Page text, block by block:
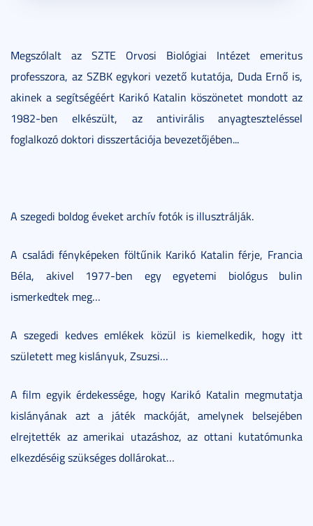
Megszólalt az SZTE Orvosi Biológiai Intézet emeritus
professzora, az SZBK egykori vezető kutatója, Duda Ernő is,
akinek a segítségéért Karikó Katalin köszönetet mondott az
1982-ben elkészült, az antivirális anyagteszteléssel
foglalkozó doktori disszertációja bevezetőjében...
A szegedi boldog éveket archív fotók is illusztrálják.
A családi fényképeken föltűnik Karikó Katalin férje, Francia
Béla, akivel 1977-ben egy egyetemi biológus bulin
ismerkedtek meg…
A szegedi kedves emlékek közül is kiemelkedik, hogy itt
született meg kislányuk, Zsuzsi…
A film egyik érdekessége, hogy Karikó Katalin megmutatja
kislányának azt a játék mackóját, amelynek belsejében
elrejtették az amerikai utazáshoz, az ottani kutatómunka
elkezdéséig szükséges dollárokat…